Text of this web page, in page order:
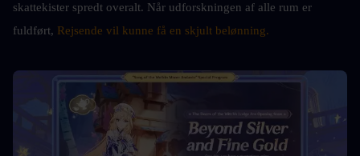
skattekister spredt overalt. Når udforskningen af alle rum er
fuldført, Rejsende vil kunne få en skjult belønning.